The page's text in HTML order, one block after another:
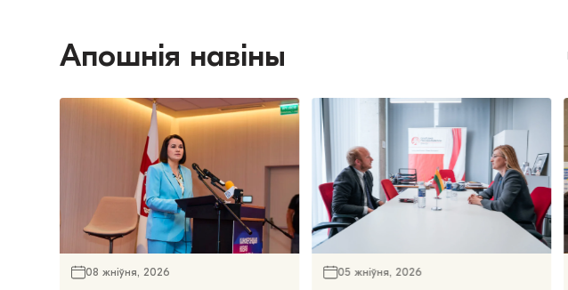
Апошнія навіны
08 жніўня, 2026 05 жніўня, 2026